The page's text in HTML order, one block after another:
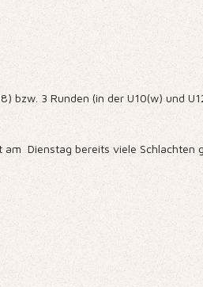
bzw. 3 Runden (in der U10(w) und
am Dienstag bereits viele Schlachten